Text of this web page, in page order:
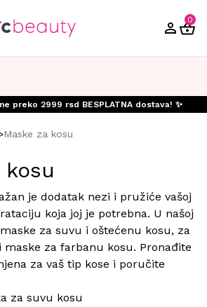
0
preko 2999 rsd BESPLATNA dostava! ✨
Maske za kosu
kosu
je dodatak nezi i pružiće vašoj
koja joj je potrebna. U našoj
za suvu i oštećenu kosu, za
maske za farbanu kosu. Pronađite
za vaš tip kose i poručite
za suvu kosu